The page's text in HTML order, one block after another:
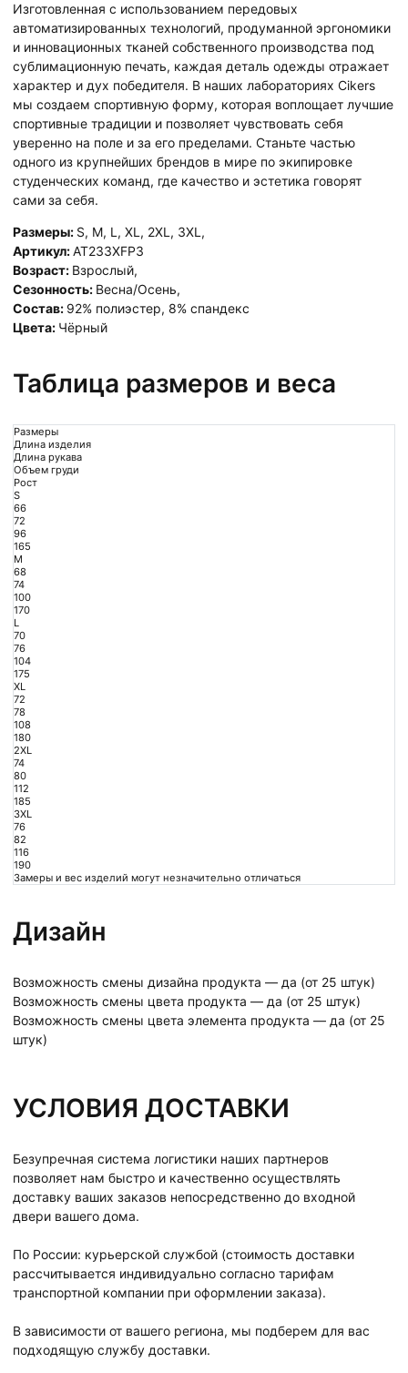
Изготовленная с использованием передовых
автоматизированных технологий, продуманной эргономики
и инновационных тканей собственного производства под
сублимационную печать, каждая деталь одежды отражает
характер и дух победителя. В наших лабораториях Cikers
мы создаем спортивную форму, которая воплощает лучшие
спортивные традиции и позволяет чувствовать себя
уверенно на поле и за его пределами. Станьте частью
одного из крупнейших брендов в мире по экипировке
студенческих команд, где качество и эстетика говорят
сами за себя.
Размеры: S, M, L , XL , 2XL , 3XL ,
Артикул:AT233XFP3
Возраст: Взрослый,
Сезонность: Весна/Осень,
Состав: 92% полиэстер, 8% спандекс
Цвета: Чёрный
Таблица размеров и веса
Размеры
Длина изделия
Длина рукава
Объем груди
Рост
S
66
72
96
165
M
68
74
100
170
L
70
76
104
175
XL
72
78
108
180
2XL
74
80
112
185
3XL
76
82
116
190
Замеры и вес изделий могут незначительно отличаться
Дизайн
Возможность смены дизайна продукта — да (от 25 штук)
Возможность смены цвета продукта — да (от 25 штук)
Возможность смены цвета элемента продукта — да (от 25
штук)
УСЛОВИЯ ДОСТАВКИ
Безупречная система логистики наших партнеров
позволяет нам быстро и качественно осуществлять
доставку ваших заказов непосредственно до входной
двери вашего дома.
По России: курьерской службой (стоимость доставки
рассчитывается индивидуально согласно тарифам
транспортной компании при оформлении заказа).
В зависимости от вашего региона, мы подберем для вас
подходящую службу доставки.